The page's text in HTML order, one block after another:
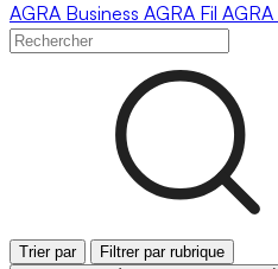
AGRA Business AGRA Fil AGRA
Trier par Filtrer par rubrique